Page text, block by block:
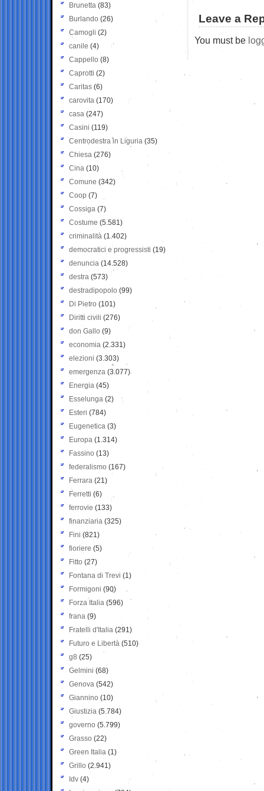
Leave a
You must be
Brunetta (83)
Burlando (26)
Camogli (2)
canile (4)
Cappello (8)
Caprotti (2)
Caritas (6)
carovita (170)
casa (247)
Casini (119)
Centrodestra in Liguria (35)
Chiesa (276)
Cina (10)
Comune (342)
Coop (7)
Cossiga (7)
Costume (5.581)
criminalità (1.402)
democratici e progressisti (19)
denuncia (14.528)
destra (573)
destradipopolo (99)
Di Pietro (101)
Diritti civili (276)
don Gallo (9)
economia (2.331)
elezioni (3.303)
emergenza (3.077)
Energia (45)
Esselunga (2)
Esteri (784)
Eugenetica (3)
Europa (1.314)
Fassino (13)
federalismo (167)
Ferrara (21)
Ferretti (6)
ferrovie (133)
finanziaria (325)
Fini (821)
fioriere (5)
Fitto (27)
Fontana di Trevi (1)
Formigoni (90)
Forza Italia (596)
frana (9)
Fratelli d'Italia (291)
Futuro e Libertà (510)
g8 (25)
Gelmini (68)
Genova (542)
Giannino (10)
Giustizia (5.784)
governo (5.799)
Grasso (22)
Green Italia (1)
Grillo (2.941)
Idv (4)